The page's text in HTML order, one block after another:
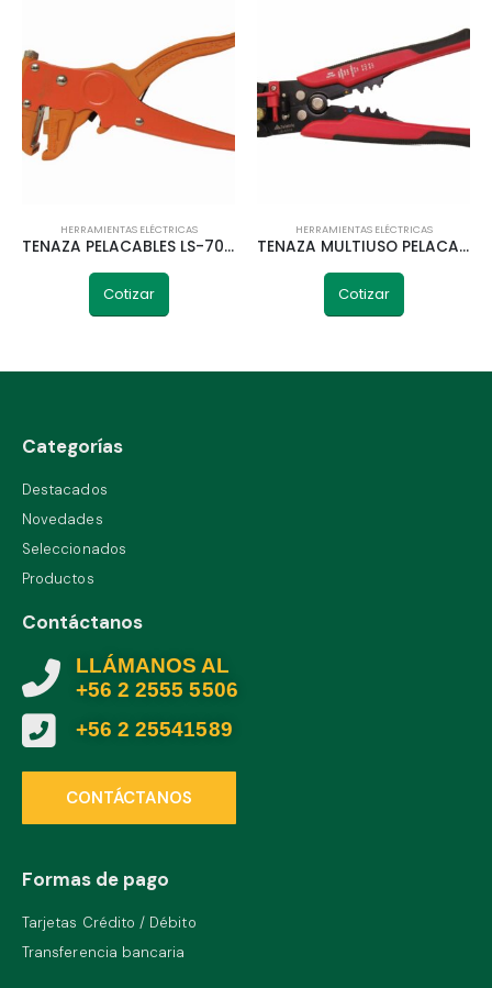
HERRAMIENTAS ELÉCTRICAS
TENAZA PELACABLES LS-700F TELETRIC
Cotizar
HERRAMIENTAS ELÉCTRICAS
TENAZA MULTIUSO PELACABLE APRIETA Y COMP LS-A318 TELETRIC
Cotizar
Categorías
Destacados
Novedades
Seleccionados
Productos
Contáctanos
LLÁMANOS AL
+56 2 2555 5506
+56 2 25541589
CONTÁCTANOS
Formas de pago
Tarjetas Crédito / Débito
Transferencia bancaria